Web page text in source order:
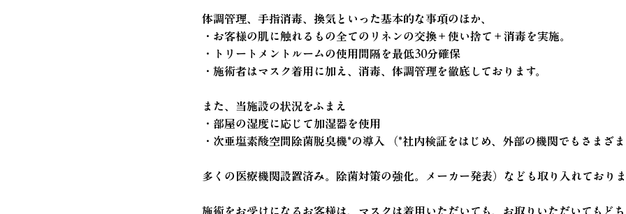
体調管理、手指消毒、換気といった基本的な事項のほか、
・お客様の肌に触れるもの全てのリネンの交換＋使い捨て＋消毒を実施。
・トリートメントルームの使用間隔を最低30分確保
・施術者はマスク着用に加え、消毒、体調管理を徹底しております。
また、当施設の状況をふまえ
・部屋の湿度に応じて加湿器を使用
・次亜塩素酸空間除菌脱臭機*の導入 （*社内検証をはじめ、外部の機関でもさまざ
多くの医療機関設置済み。除菌対策の強化。メーカー発表）なども取り入れており
施術をお受けになるお客様は、マスクは着用いただいても、お取りいただいてもど